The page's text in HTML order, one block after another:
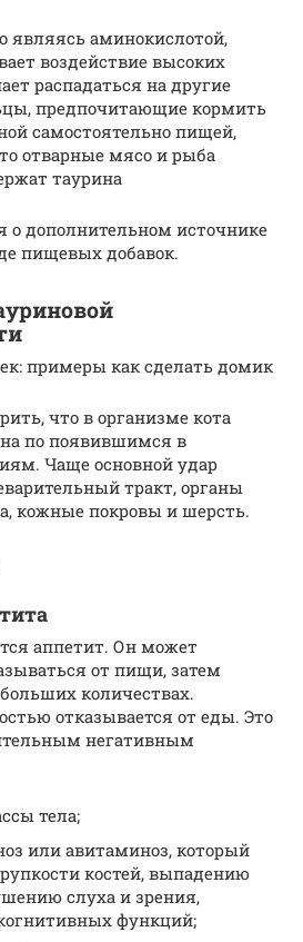
являясь аминокислотой,
воздействие высоких
распадаться на другие
предпочитающие кормить
самостоятельно пищей,
отварные мясо и рыба
таурина
о дополнительном источнике
пищевых добавок.
примеры как сделать домик
что в организме кота
по появившимся в
Чаще основной удар
тракт, органы
кожные покровы и шерсть.
аппетит. Он может
от пищи, затем
количествах.
отказывается от еды. Это
негативным
тела;
или авитаминоз, который
костей, выпадению
слуха и зрения,
функций;